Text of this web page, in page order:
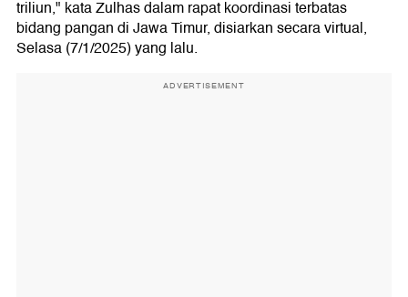
triliun," kata Zulhas dalam rapat koordinasi terbatas
bidang pangan di Jawa Timur, disiarkan secara virtual,
Selasa (7/1/2025) yang lalu.
ADVERTISEMENT